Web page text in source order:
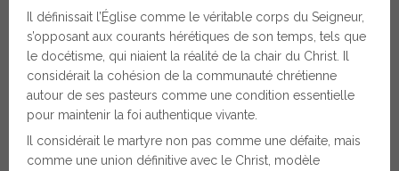
Il définissait l’Église comme le véritable corps du Seigneur,
s’opposant aux courants hérétiques de son temps, tels que
le docétisme, qui niaient la réalité de la chair du Christ. Il
considérait la cohésion de la communauté chrétienne
autour de ses pasteurs comme une condition essentielle
pour maintenir la foi authentique vivante.
Il considérait le martyre non pas comme une défaite, mais
comme une union définitive avec le Christ, modèle